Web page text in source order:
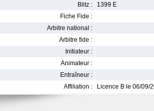
Blitz :
1399 E
Fiche Fide :
Arbitre national :
Arbitre fide :
Initiateur :
Animateur :
Entraîneur :
Affiliation :
Licence B le 06/09/